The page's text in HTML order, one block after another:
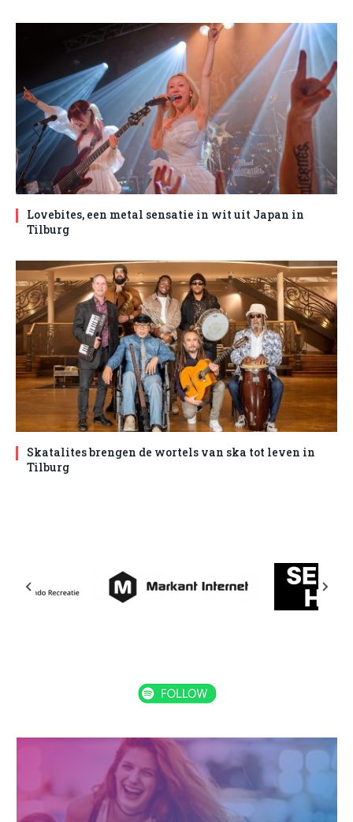
Lovebites, een metal sensatie in wit uit Japan in
Tilburg
Skatalites brengen de wortels van ska tot leven in
Tilburg